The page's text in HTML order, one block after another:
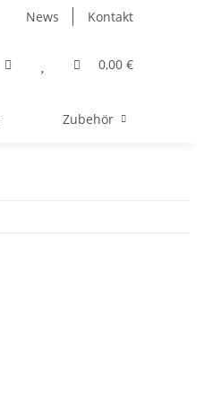
News Kontakt
0,00 €
Zubehör